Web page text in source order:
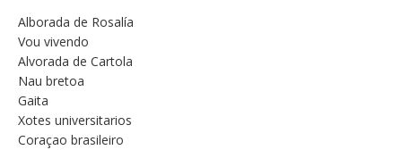
Alborada de Rosalía
Vou vivendo
Alvorada de Cartola
Nau bretoa
Gaita
Xotes universitarios
Coraçao brasileiro